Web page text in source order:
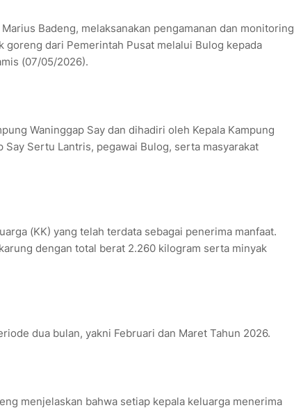
Badeng, melaksanakan pengamanan dan monitoring
goreng dari Pemerintah Pusat melalui Bulog kepada
(07/05/2026).
Waninggap Say dan dihadiri oleh Kepala Kampung
Say Sertu Lantris, pegawai Bulog, serta masyarakat
(KK) yang telah terdata sebagai penerima manfaat.
dengan total berat 2.260 kilogram serta minyak
dua bulan, yakni Februari dan Maret Tahun 2026.
menjelaskan bahwa setiap kepala keluarga menerima